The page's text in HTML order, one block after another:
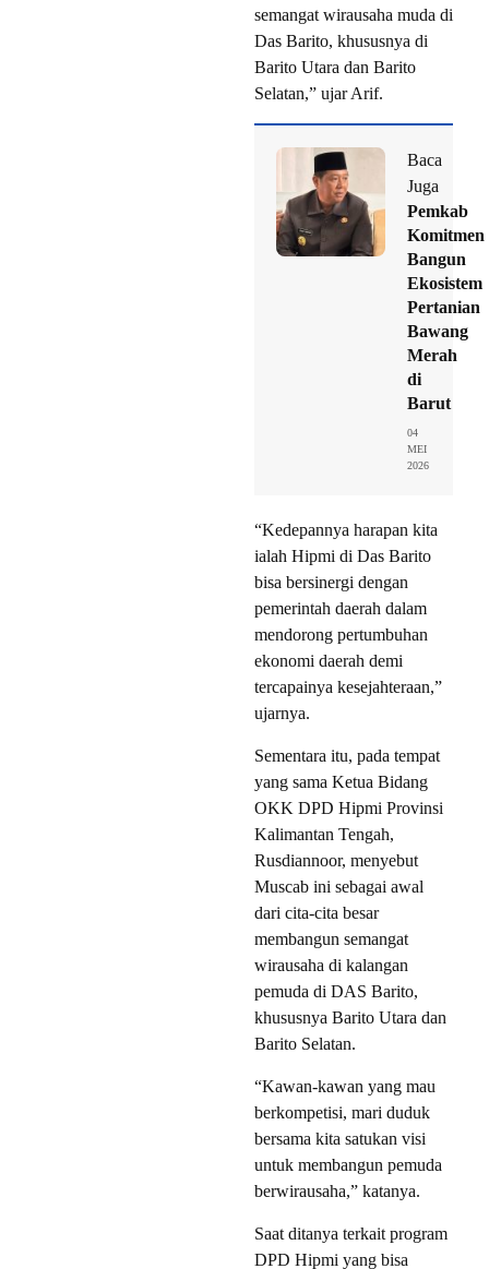
semangat wirausaha muda di
Das Barito, khususnya di
Barito Utara dan Barito
Selatan,” ujar Arif.
Baca
Juga
Pemkab
Komitmen
Bangun
Ekosistem
Pertanian
Bawang
Merah
di
Barut
04
MEI
2026
“Kedepannya harapan kita
ialah Hipmi di Das Barito
bisa bersinergi dengan
pemerintah daerah dalam
mendorong pertumbuhan
ekonomi daerah demi
tercapainya kesejahteraan,”
ujarnya.
Sementara itu, pada tempat
yang sama Ketua Bidang
OKK DPD Hipmi Provinsi
Kalimantan Tengah,
Rusdiannoor, menyebut
Muscab ini sebagai awal
dari cita-cita besar
membangun semangat
wirausaha di kalangan
pemuda di DAS Barito,
khususnya Barito Utara dan
Barito Selatan.
“Kawan-kawan yang mau
berkompetisi, mari duduk
bersama kita satukan visi
untuk membangun pemuda
berwirausaha,” katanya.
Saat ditanya terkait program
DPD Hipmi yang bisa